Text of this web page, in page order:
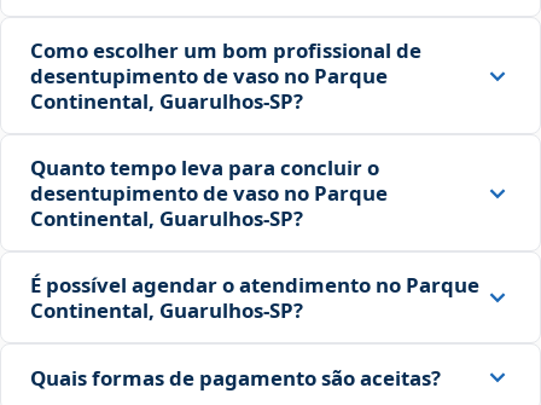
Como escolher um bom profissional de
desentupimento de vaso no Parque
Continental, Guarulhos‑SP?
Quanto tempo leva para concluir o
desentupimento de vaso no Parque
Continental, Guarulhos‑SP?
É possível agendar o atendimento no Parque
Continental, Guarulhos‑SP?
Quais formas de pagamento são aceitas?